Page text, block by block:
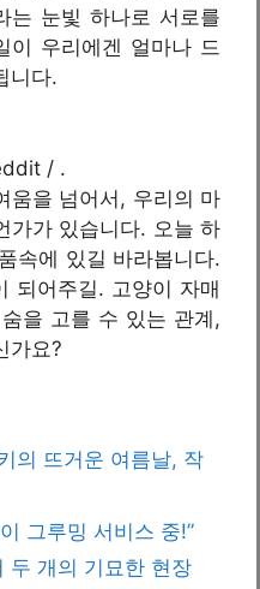
는 눈빛 하나로 서로를
이 우리에겐 얼마나 드
니다.
/ .
움을 넘어서, 우리의 마
가가 있습니다. 오늘 하
속에 있길 바라봅니다.
되어주길. 고양이 자매
을 고를 수 있는 관계,
가요?
의 뜨거운 여름날, 작
그루밍 서비스 중!”
두 개의 기묘한 현장